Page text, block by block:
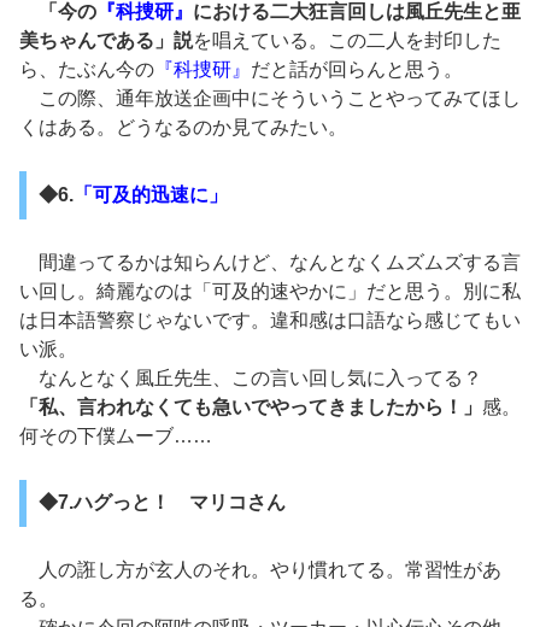
「今の 『科捜研』 における二大狂言回しは風丘先生と亜
美ちゃんである」説を唱えている。この二人を封印した
ら、たぶん今の 『科捜研』 だと話が回らんと思う。
この際、通年放送企画中にそういうことやってみてほし
くはある。どうなるのか見てみたい。
◆6.「可及的迅速に」
間違ってるかは知らんけど、なんとなくムズムズする言
い回し。綺麗なのは「可及的速やかに」だと思う。別に私
は日本語警察じゃないです。違和感は口語なら感じてもい
い派。
なんとなく風丘先生、この言い回し気に入ってる？
「私、言われなくても急いでやってきましたから！」 感。
何その下僕ムーブ……
◆7.ハグっと！ マリコさん
人の誑し方が玄人のそれ。やり慣れてる。常習性があ
る。